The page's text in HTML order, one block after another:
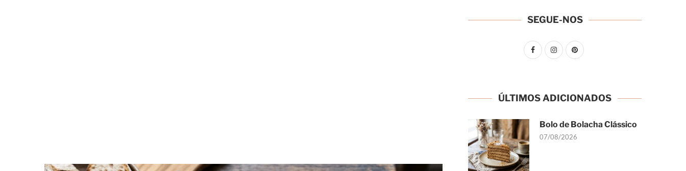
SEGUE-NOS
ÚLTIMOS ADICIONADOS
Bolo de Bolacha Clássico
07/08/2026